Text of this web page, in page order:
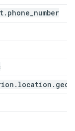
. phone number
. location . geo